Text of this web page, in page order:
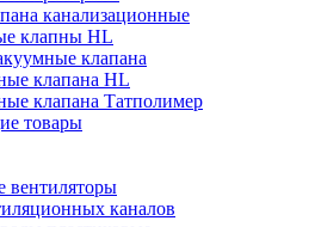
канализационные
клапны HL
клапана
клапана HL
клапана Татполимер
товары
вентиляторы
каналов